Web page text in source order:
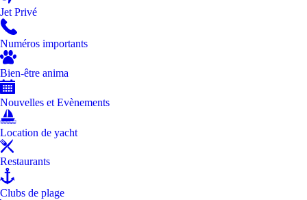
Jet Privé
Numéros importants
Bien-être anima
Nouvelles et Evènements
Location de yacht
Restaurants
Clubs de plage